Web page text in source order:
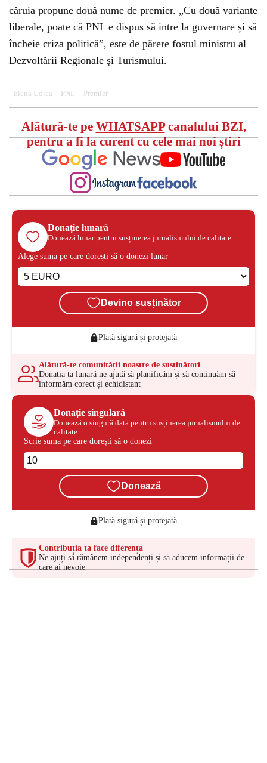
căruia propune două nume de premier. „Cu două variante
liberale, poate că PNL e dispus să intre la guvernare și să
încheie criza politică”, este de părere fostul ministru al
Dezvoltării Regionale și Turismului.
Elena Udrea PNL Premier
Alătură-te pe WHATSAPPcanalului BZI,
pentru a fi la curent cu cele mai noi știri
Donație lunară
Donează lunar pentru susținerea jurnalismului de calitate
Alege suma pe care dorești să o donezi lunar
Devino susținător
Plată sigură și protejată
Alătură-te comunității noastre de susținători
Donația ta lunară ne ajută să planificăm și să continuăm să
informăm corect și echidistant
Donație singulară
Donează o singură dată pentru susținerea jurnalismului de
calitate
Scrie suma pe care dorești să o donezi
Donează
Plată sigură și protejată
Contribuția ta face diferența
Ne ajuți să rămânem independenți și să aducem informații de
care ai nevoie